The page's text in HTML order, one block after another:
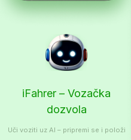
iFahrer – Vozačka
dozvola
Uči voziti uz AI – pripremi se i položi